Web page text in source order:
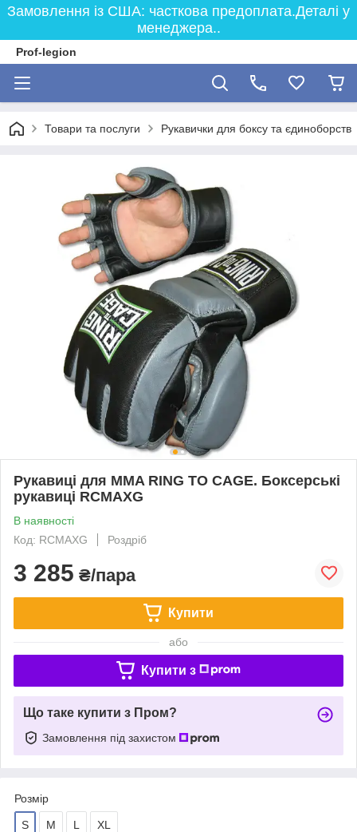
Замовлення із США: часткова предоплата.Деталі у
менеджера..
Prof-legion
Товари та послуги Рукавички для боксу та єдиноборств
Рукавиці для MMA RING TO CAGE. Боксерські
рукавиці RCMAXG
В наявності
Код: RCMAXG
Роздріб
3 285 ₴/пара
Купити
або
Купити з
Що таке купити з Пром?
Замовлення під захистом
Розмір
S M L XL